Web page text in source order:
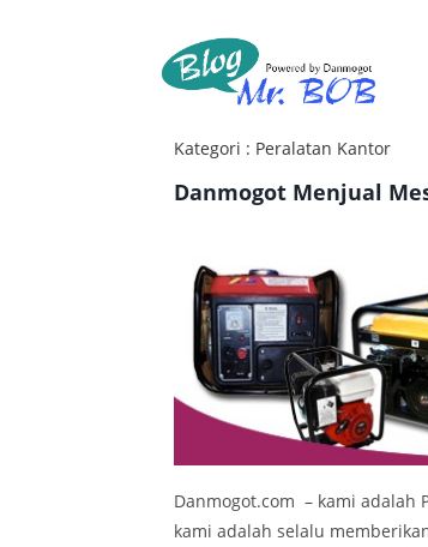
Kategori : Peralatan Kantor
Danmogot Menjual
Danmogot.com – kami adalah
kami adalah selalu